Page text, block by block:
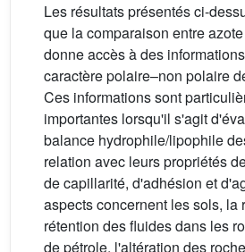
Les résultats présentés ci-
que la comparaison entre
donne accès à des
caractère polaire–non polaire
Ces informations sont
importantes lorsqu'il s'agit
balance hydrophile/lipophile
relation avec leurs propriétés
de capillarité, d'adhésion et
aspects concernent les sols, la
rétention des fluides dans les
de pétrole, l'altération des